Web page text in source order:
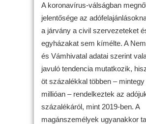
A koronavírus-válságban
jelentősége az
a járvány a civil szervezeteket
egyházakat sem kímélte. A
és Vámhivatal adatai szerint
javuló tendencia mutatkozik,
öt százalékkal többen – mintegy
millióan – rendelkeztek az
százalékáról, mint 2019-ben. A
magánszemélyek ugyanakkor